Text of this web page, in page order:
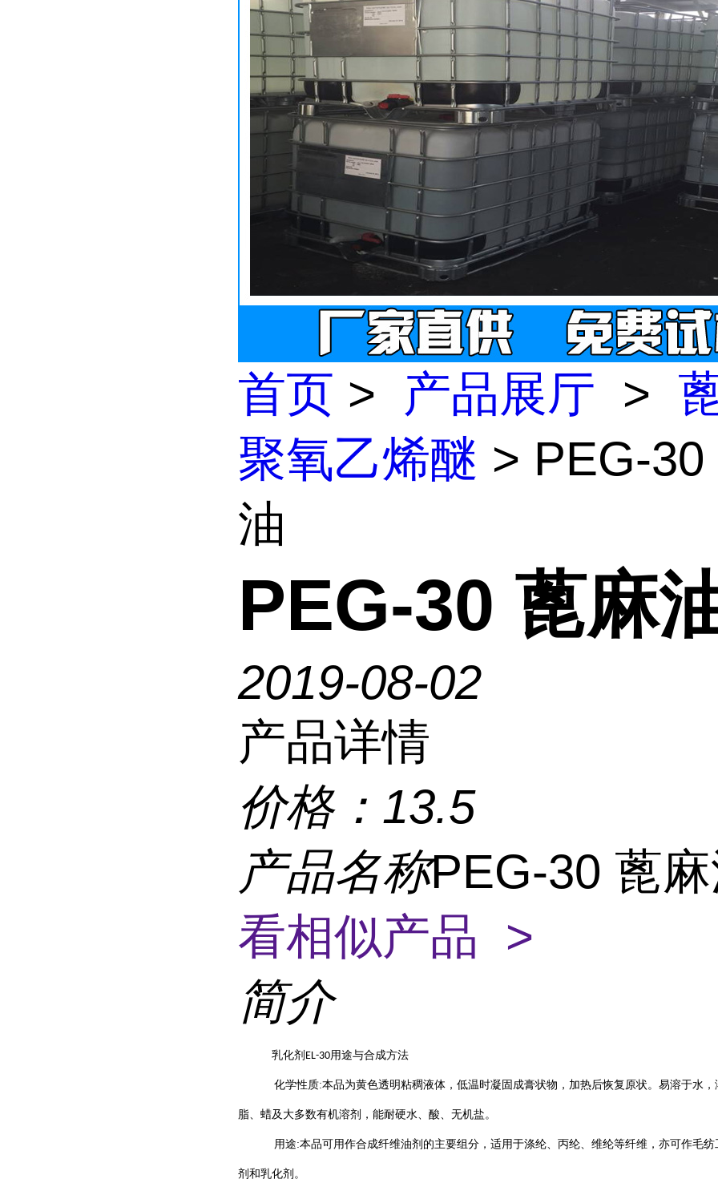
首页 > 产品展厅 >
聚氧乙烯醚 > PEG-
油
PEG-30 蓖麻
2019-08-02
产品详情
价格： 13.5
产品名称PEG-30 蓖
看相似产品 >
简介
乳化剂 EL-30用途与合成方法
化学性质:本品为黄色透明粘稠液体，低温时凝固成膏状物，加热后恢复原状。易溶于水
脂、蜡及大多数有机溶剂，能耐硬水、酸、无机盐。
用途:本品可用作合成纤维油剂的主要组分，适用于涤纶、丙纶、维纶等纤维，亦可作毛
剂和乳化剂。